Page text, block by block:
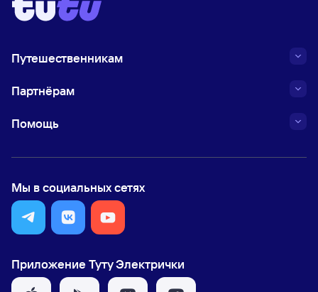
Путешественникам
Партнёрам
Помощь
Мы в социальных сетях
Приложение Туту Электрички